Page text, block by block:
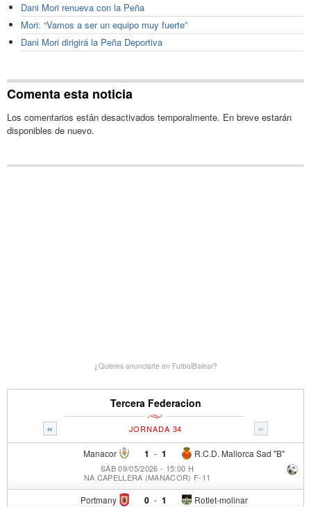
Dani Mori renueva con la Peña
Mori: “Vamos a ser un equipo muy fuerte”
Dani Mori dirigirá la Peña Deportiva
Comenta esta noticia
Los comentarios están desactivados temporalmente. En breve estarán
disponibles de nuevo.
¿Quieres anunciarte en FutbolBalear?
Tercera Federacion
« »
JORNADA 34
Manacor 1 - R.C.D. Mallorca Sad "B"
1
SÁB 09/05/2026 - 15:00 H
NA CAPELLERA (MANACOR) F-11
Portmany 0 - Rotlet-molinar
1